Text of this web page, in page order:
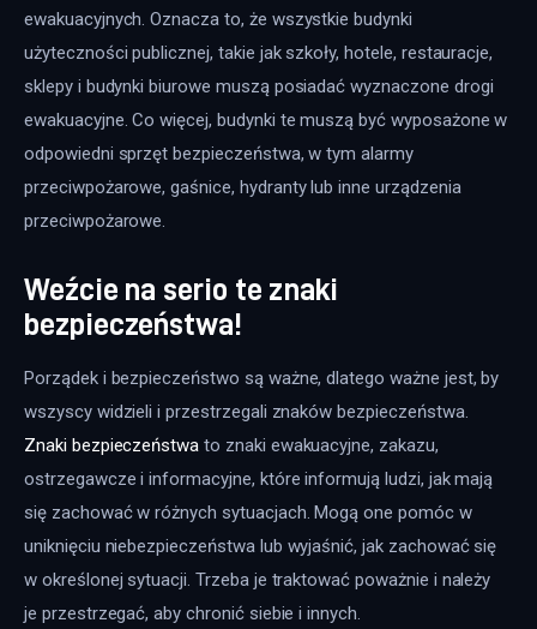
ewakuacyjnych. Oznacza to, że wszystkie budynki
użyteczności publicznej, takie jak szkoły, hotele, restauracje,
sklepy i budynki biurowe muszą posiadać wyznaczone drogi
ewakuacyjne. Co więcej, budynki te muszą być wyposażone w
odpowiedni sprzęt bezpieczeństwa, w tym alarmy
przeciwpożarowe, gaśnice, hydranty lub inne urządzenia
przeciwpożarowe.
Weźcie na serio te znaki
bezpieczeństwa!
Porządek i bezpieczeństwo są ważne, dlatego ważne jest, by
wszyscy widzieli i przestrzegali znaków bezpieczeństwa.
Znaki bezpieczeństwa to znaki ewakuacyjne, zakazu,
ostrzegawcze i informacyjne, które informują ludzi, jak mają
się zachować w różnych sytuacjach. Mogą one pomóc w
uniknięciu niebezpieczeństwa lub wyjaśnić, jak zachować się
w określonej sytuacji. Trzeba je traktować poważnie i należy
je przestrzegać, aby chronić siebie i innych.